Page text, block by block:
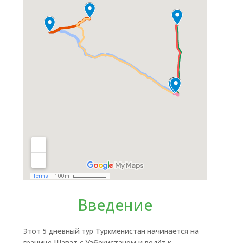
Введение
Этот 5 дневный тур Туркменистан начинается на